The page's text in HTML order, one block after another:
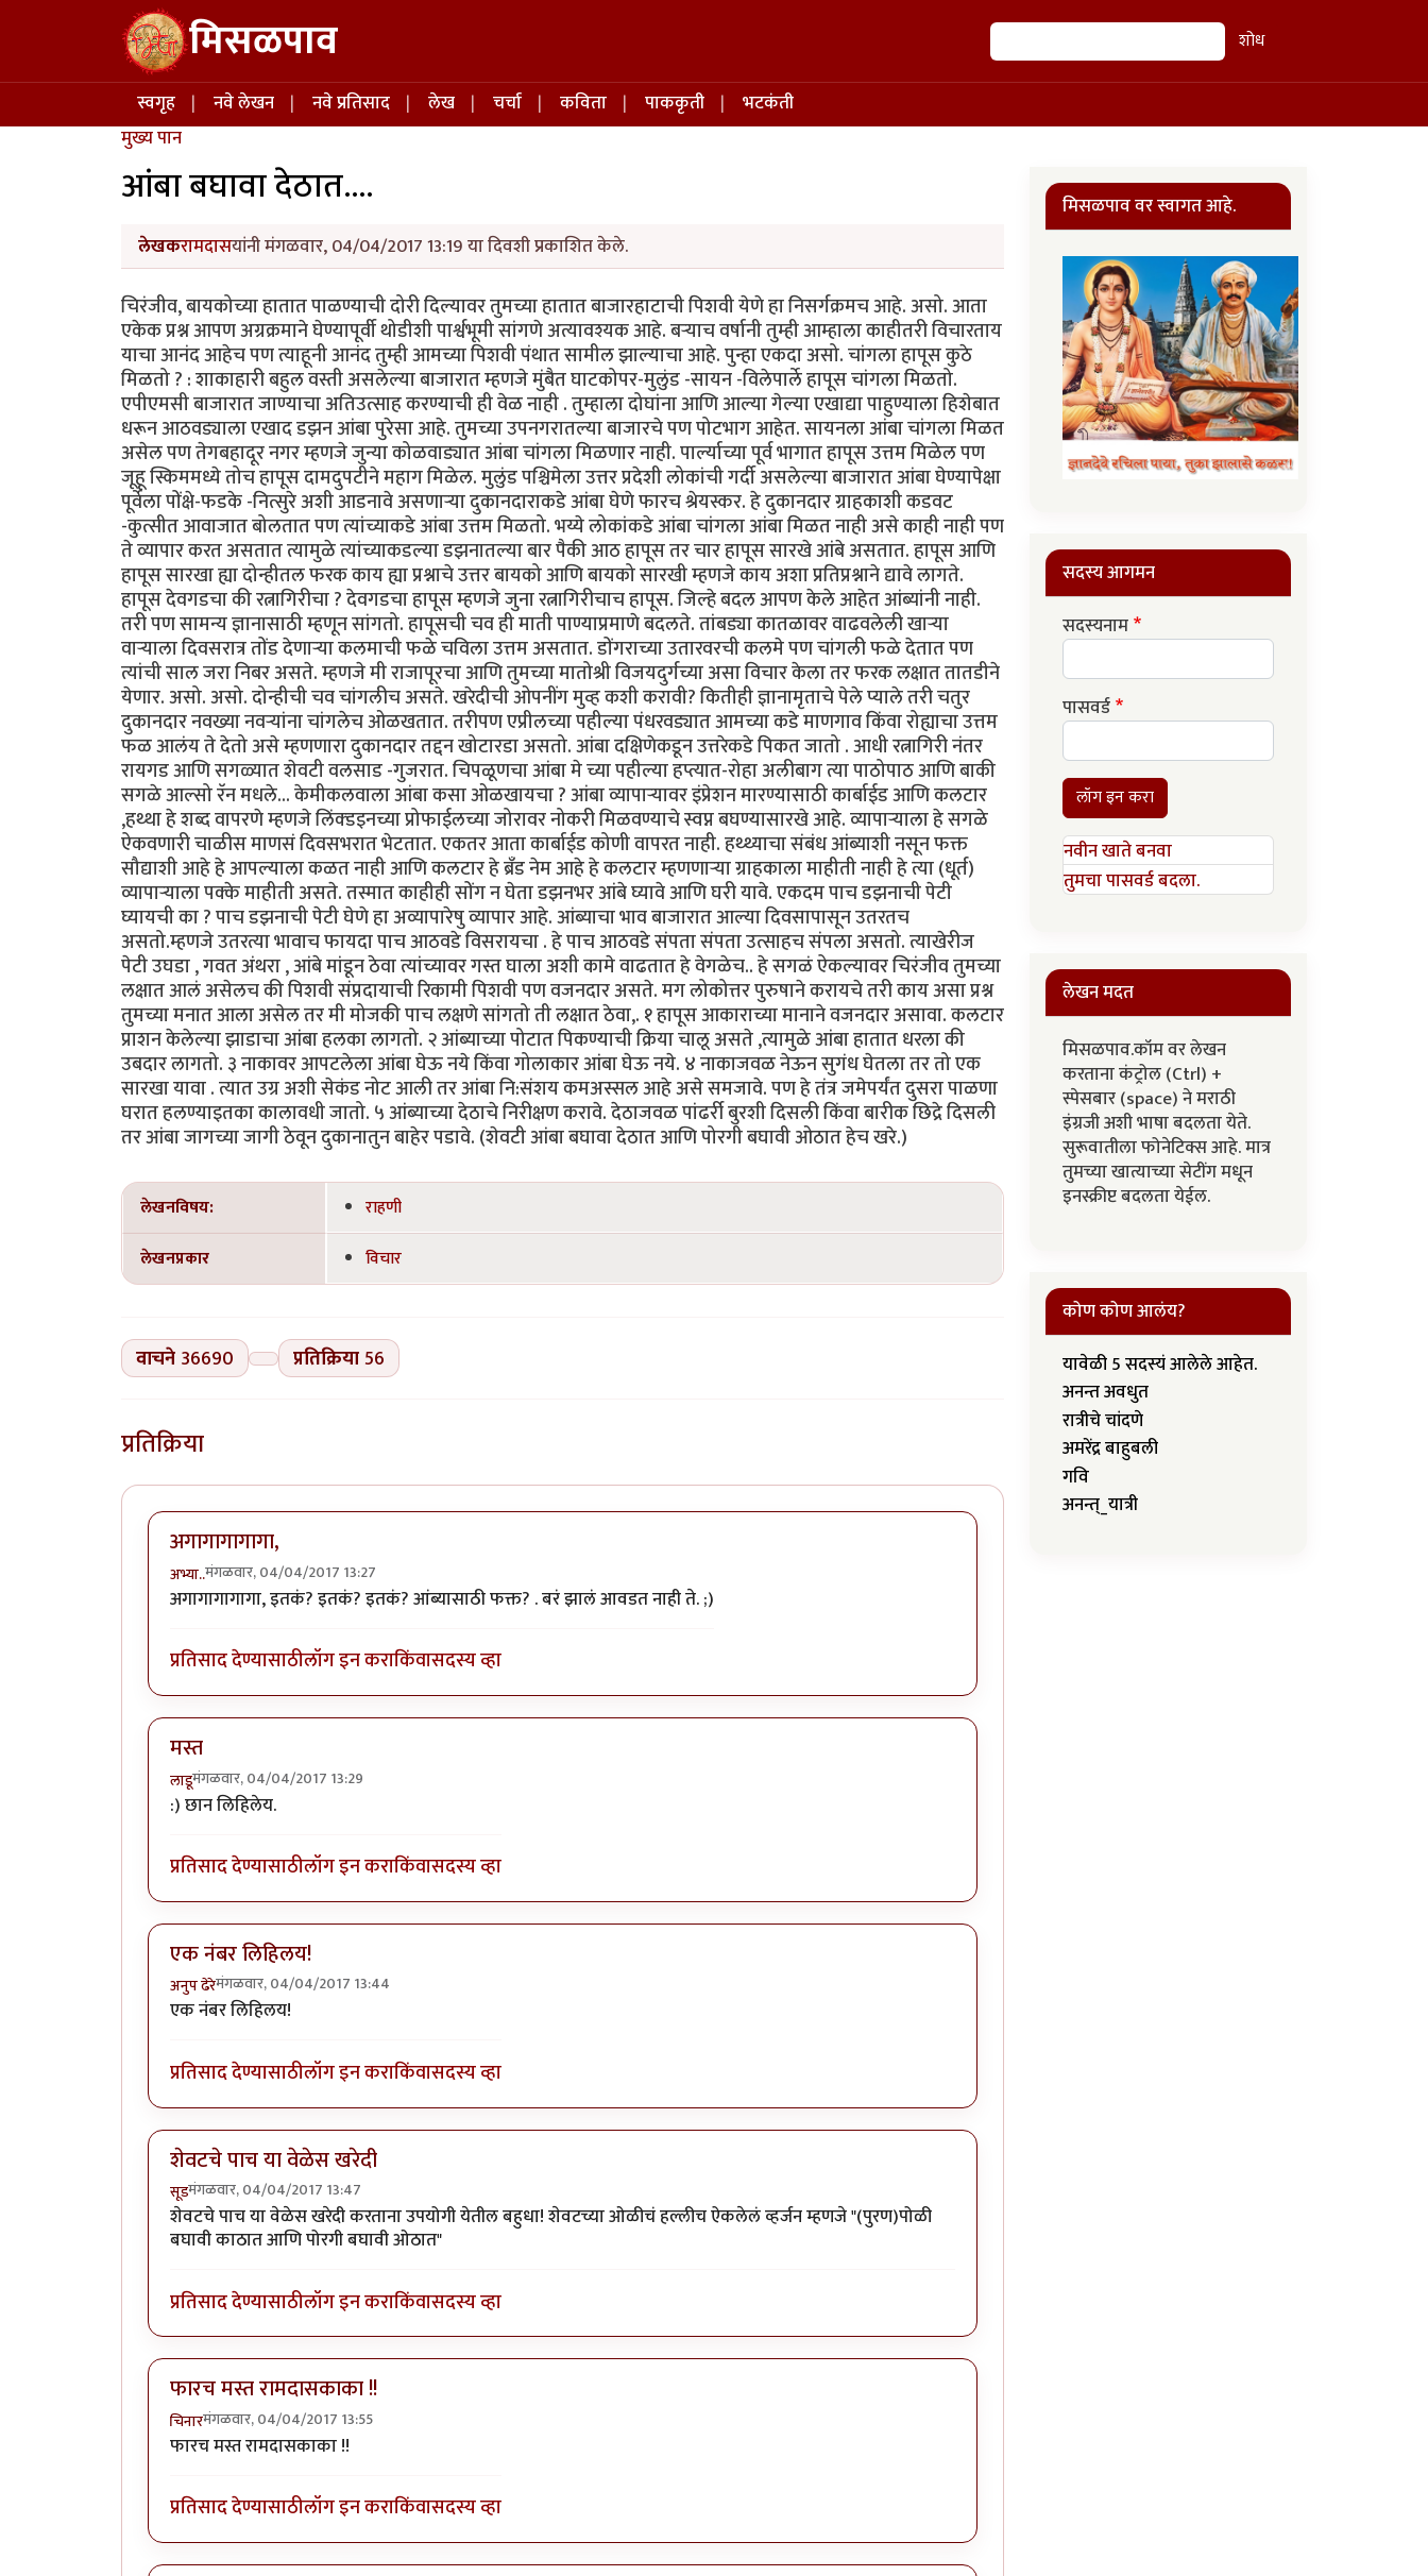
Skip to main content मिसळपाव शोध शोध
Main navigation
स्वगृह नवे लेखन नवे प्रतिसाद लेख चर्चा कविता पाककृती
भटकंती
मुख्य पान
आंबा बघावा देठात....
लेखकरामदासयांनी मंगळवार, 04/04/2017 13:19 या दिवशी प्रकाशित केले.
चिरंजीव, बायकोच्या हातात पाळण्याची दोरी दिल्यावर तुमच्या हातात बाजारहाटाची पिशवी येणे हा निसर्गक्रमच आहे. असो. आता
एकेक प्रश्न आपण अग्रक्रमाने घेण्यापूर्वी थोडीशी पार्श्वभूमी सांगणे अत्यावश्यक आहे. बर्‍याच वर्षानी तुम्ही आम्हाला काहीतरी विचारताय
याचा आनंद आहेच पण त्याहूनी आनंद तुम्ही आमच्या पिशवी पंथात सामील झाल्याचा आहे. पुन्हा एकदा असो. चांगला हापूस कुठे
मिळतो ? : शाकाहारी बहुल वस्ती असलेल्या बाजारात म्हणजे मुंबैत घाटकोपर-मुलुंड -सायन -विलेपार्ले हापूस चांगला मिळतो.
एपीएमसी बाजारात जाण्याचा अतिउत्साह करण्याची ही वेळ नाही . तुम्हाला दोघांना आणि आल्या गेल्या एखाद्या पाहुण्याला हिशेबात
धरून आठवड्याला एखाद डझन आंबा पुरेसा आहे. तुमच्या उपनगरातल्या बाजारचे पण पोटभाग आहेत. सायनला आंबा चांगला मिळत
असेल पण तेगबहादूर नगर म्हणजे जुन्या कोळवाड्यात आंबा चांगला मिळणार नाही. पार्ल्याच्या पूर्व भागात हापूस उत्तम मिळेल पण
जूहू स्किममध्ये तोच हापूस दामदुपटीने महाग मिळेल. मुलुंड पश्चिमेला उत्तर प्रदेशी लोकांची गर्दी असलेल्या बाजारात आंबा घेण्यापेक्षा
पूर्वेला पोंक्षे-फडके -नित्सुरे अशी आडनावे असणार्‍या दुकानदाराकडे आंबा घेणे फारच श्रेयस्कर. हे दुकानदार ग्राहकाशी कडवट
-कुत्सीत आवाजात बोलतात पण त्यांच्याकडे आंबा उत्तम मिळतो. भय्ये लोकांकडे आंबा चांगला आंबा मिळत नाही असे काही नाही पण
ते व्यापार करत असतात त्यामुळे त्यांच्याकडल्या डझनातल्या बार पैकी आठ हापूस तर चार हापूस सारखे आंबे असतात. हापूस आणि
हापूस सारखा ह्या दोन्हीतल फरक काय ह्या प्रश्नाचे उत्तर बायको आणि बायको सारखी म्हणजे काय अशा प्रतिप्रश्नाने द्यावे लागते.
हापूस देवगडचा की रत्नागिरीचा ? देवगडचा हापूस म्हणजे जुना रत्नागिरीचाच हापूस. जिल्हे बदल आपण केले आहेत आंब्यांनी नाही.
तरी पण सामन्य ज्ञानासाठी म्हणून सांगतो. हापूसची चव ही माती पाण्याप्रमाणे बदलते. तांबड्या कातळावर वाढवलेली खार्‍या
वार्‍याला दिवसरात्र तोंड देणार्‍या कलमाची फळे चविला उत्तम असतात. डोंगराच्या उतारवरची कलमे पण चांगली फळे देतात पण
त्यांची साल जरा निबर असते. म्हणजे मी राजापूरचा आणि तुमच्या मातोश्री विजयदुर्गच्या असा विचार केला तर फरक लक्षात तातडीने
येणार. असो. असो. दोन्हीची चव चांगलीच असते. खरेदीची ओपनींग मुव्ह कशी करावी? कितीही ज्ञानामृताचे पेले प्याले तरी चतुर
दुकानदार नवख्या नवर्‍यांना चांगलेच ओळखतात. तरीपण एप्रीलच्या पहील्या पंधरवड्यात आमच्या कडे माणगाव किंवा रोह्याचा उत्तम
फळ आलंय ते देतो असे म्हणणारा दुकानदार तद्दन खोटारडा असतो. आंबा दक्षिणेकडून उत्तरेकडे पिकत जातो . आधी रत्नागिरी नंतर
रायगड आणि सगळ्यात शेवटी वलसाड -गुजरात. चिपळूणचा आंबा मे च्या पहील्या हप्त्यात-रोहा अलीबाग त्या पाठोपाठ आणि बाकी
सगळे आल्सो रॅन मधले... केमीकलवाला आंबा कसा ओळखायचा ? आंबा व्यापार्‍यावर इंप्रेशन मारण्यासाठी कार्बाईड आणि कलटार
,हथ्था हे शब्द वापरणे म्हणजे लिंक्डइनच्या प्रोफाईलच्या जोरावर नोकरी मिळवण्याचे स्वप्न बघण्यासारखे आहे. व्यापार्‍याला हे सगळे
ऐकवणारी चाळीस माणसं दिवसभरात भेटतात. एकतर आता कार्बाईड कोणी वापरत नाही. हथ्थ्याचा संबंध आंब्याशी नसून फक्त
सौद्याशी आहे हे आपल्याला कळत नाही आणि कलटार हे ब्रँड नेम आहे हे कलटार म्हणणार्‍या ग्राहकाला माहीती नाही हे त्या (धूर्त)
व्यापार्‍याला पक्के माहीती असते. तस्मात काहीही सोंग न घेता डझनभर आंबे घ्यावे आणि घरी यावे. एकदम पाच डझनाची पेटी
घ्यायची का ? पाच डझनाची पेटी घेणे हा अव्यापारेषु व्यापार आहे. आंब्याचा भाव बाजारात आल्या दिवसापासून उतरतच
असतो.म्हणजे उतरत्या भावाच फायदा पाच आठवडे विसरायचा . हे पाच आठवडे संपता संपता उत्साहच संपला असतो. त्याखेरीज
पेटी उघडा , गवत अंथरा , आंबे मांडून ठेवा त्यांच्यावर गस्त घाला अशी कामे वाढतात हे वेगळेच.. हे सगळं ऐकल्यावर चिरंजीव तुमच्या
लक्षात आलं असेलच की पिशवी संप्रदायाची रिकामी पिशवी पण वजनदार असते. मग लोकोत्तर पुरुषाने करायचे तरी काय असा प्रश्न
तुमच्या मनात आला असेल तर मी मोजकी पाच लक्षणे सांगतो ती लक्षात ठेवा,. १ हापूस आकाराच्या मानाने वजनदार असावा. कलटार
प्राशन केलेल्या झाडाचा आंबा हलका लागतो. २ आंब्याच्या पोटात पिकण्याची क्रिया चालू असते ,त्यामुळे आंबा हातात धरला की
उबदार लागतो. ३ नाकावर आपटलेला आंबा घेऊ नये किंवा गोलाकार आंबा घेऊ नये. ४ नाकाजवळ नेऊन सुगंध घेतला तर तो एक
सारखा यावा . त्यात उग्र अशी सेकंड नोट आली तर आंबा नि:संशय कमअस्सल आहे असे समजावे. पण हे तंत्र जमेपर्यंत दुसरा पाळणा
घरात हलण्याइतका कालावधी जातो. ५ आंब्याच्या देठाचे निरीक्षण करावे. देठाजवळ पांढर्री बुरशी दिसली किंवा बारीक छिद्रे दिसली
तर आंबा जागच्या जागी ठेवून दुकानातुन बाहेर पडावे. (शेवटी आंबा बघावा देठात आणि पोरगी बघावी ओठात हेच खरे.)
लेखनविषय:
राहणी
लेखनप्रकार
विचार
वाचने 36690 प्रतिक्रिया56
प्रतिक्रिया
अगागागागागा,
अभ्या..मंगळवार, 04/04/2017 13:27
अगागागागागा, इतकं? इतकं? इतकं? आंब्यासाठी फक्त? . बरं झालं आवडत नाही ते. ;)
प्रतिसाद देण्यासाठीलॉग इन कराकिंवासदस्य व्हा
मस्त
लाडूमंगळवार, 04/04/2017 13:29
:) छान लिहिलेय.
प्रतिसाद देण्यासाठीलॉग इन कराकिंवासदस्य व्हा
एक नंबर लिहिलय!
अनुप ढेरेमंगळवार, 04/04/2017 13:44
एक नंबर लिहिलय!
प्रतिसाद देण्यासाठीलॉग इन कराकिंवासदस्य व्हा
शेवटचे पाच या वेळेस खरेदी
सूडमंगळवार, 04/04/2017 13:47
शेवटचे पाच या वेळेस खरेदी करताना उपयोगी येतील बहुधा! शेवटच्या ओळीचं हल्लीच ऐकलेलं व्हर्जन म्हणजे "(पुरण)पोळी
बघावी काठात आणि पोरगी बघावी ओठात"
प्रतिसाद देण्यासाठीलॉग इन कराकिंवासदस्य व्हा
फारच मस्त रामदासकाका !!
चिनारमंगळवार, 04/04/2017 13:55
फारच मस्त रामदासकाका !!
प्रतिसाद देण्यासाठीलॉग इन कराकिंवासदस्य व्हा
मिसळपाव वर स्वागत आहे.
सदस्य आगमन
सदस्यनाम
पासवर्ड
लॉग इन करा
नवीन खाते बनवा
तुमचा पासवर्ड बदला.
लेखन मदत
मिसळपाव.कॉम वर लेखन
करताना कंट्रोल (Ctrl) +
स्पेसबार (space) ने मराठी
इंग्रजी अशी भाषा बदलता येते.
सुरूवातीला फोनेटिक्स आहे. मात्र
तुमच्या खात्याच्या सेटींग मधून
इनस्क्रीप्ट बदलता येईल.
कोण कोण आलंय?
यावेळी 5 सदस्यं आलेले आहेत.
अनन्त अवधुत
रात्रीचे चांदणे
अमरेंद्र बाहुबली
गवि
अनन्त्_यात्री